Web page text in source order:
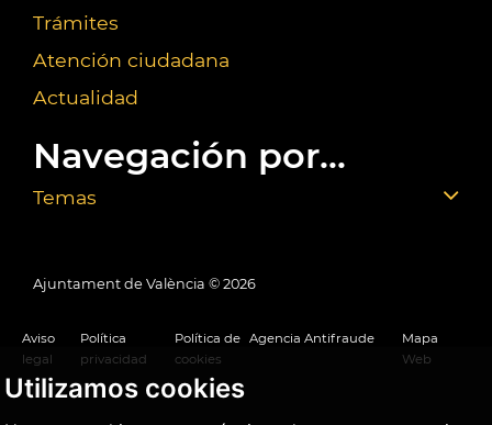
Utilizamos cookies
Trámites
Atención ciudadana
Actualidad
Navegación por...
Temas
Ajuntament de València © 2026
Aviso
legal
Política
privacidad
Política de
cookies
Agencia Antifraude
Mapa
Web